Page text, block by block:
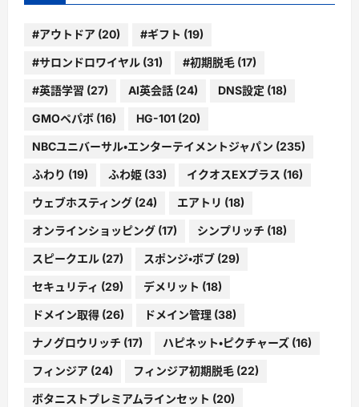
#アウトドア (20) #ギフト (19)
#サロンドロワイヤル (31) #初期脱毛 (17)
#英語学習 (27) AI英会話 (24) DNS設定 (18)
GMOペパボ (16) HG-101 (20)
NBCユニバーサル・エンターテイメントジャパン (235)
ふわり (19) ふわ姫 (33) イクオスEXプラス (16)
ウェブホスティング (24) エアトリ (18)
オンラインショッピング (17) シンプリッチ (18)
スピークエル (27) スポンジ・ボブ (29)
セキュリティ (29) デメリット (18)
ドメイン取得 (26) ドメイン管理 (38)
ナノグロウリッチ (17) ハピネット・ピクチャーズ (16)
フィンジア (24) フィンジア初期脱毛 (22)
ボタニストプレミアムラインセット (20)